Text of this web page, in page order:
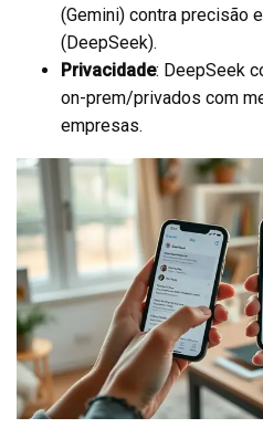
(Gemini) contra precisão
(DeepSeek).
Privacidade: DeepSeek
on-prem/privados com
empresas.